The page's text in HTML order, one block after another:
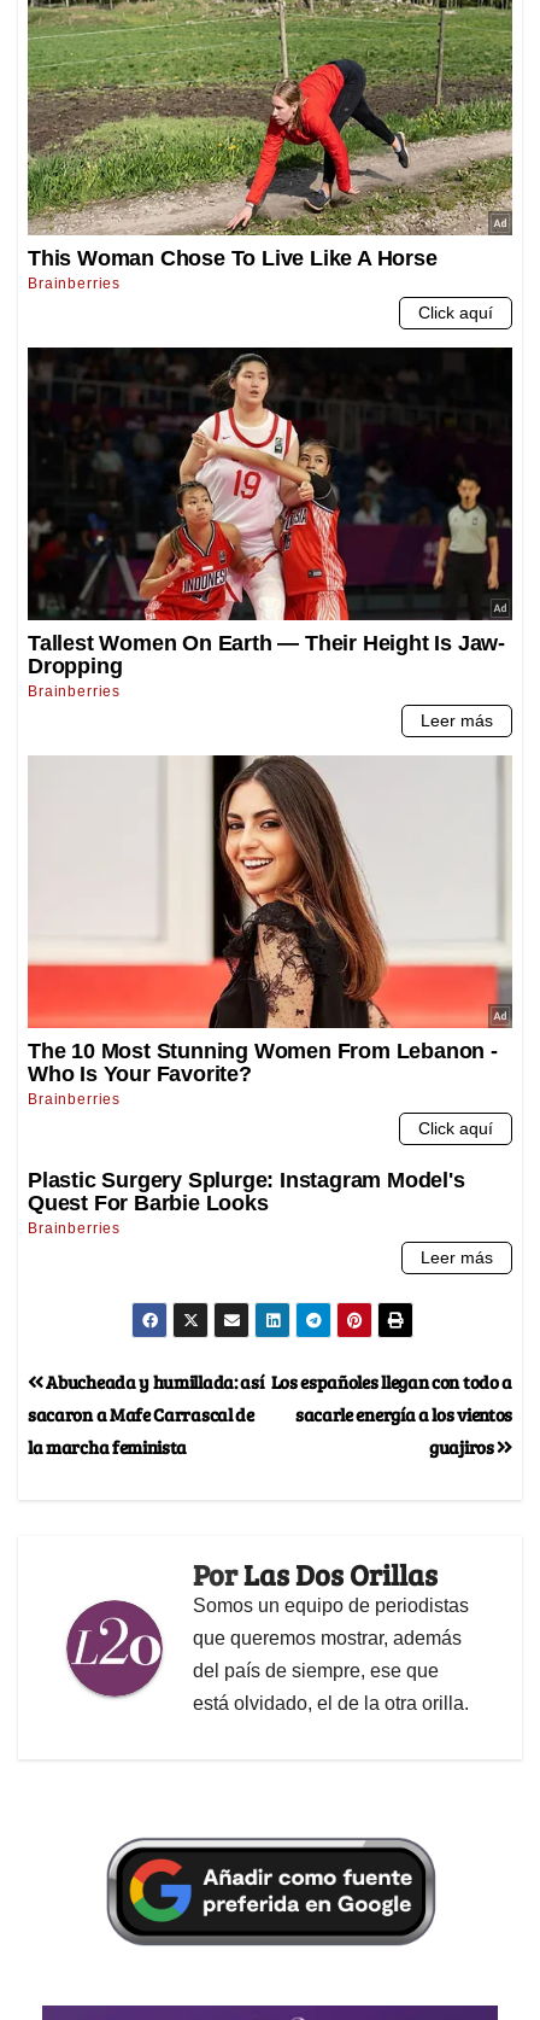
Los españoles llegan con todo a
sacarle energía a los vientos
guajiros
Abucheada y humillada: así
sacaron a Mafe Carrascal de
la marcha feminista
PorLas Dos Orillas
Somos un equipo de periodistas
que queremos mostrar, además
del país de siempre, ese que
está olvidado, el de la otra orilla.